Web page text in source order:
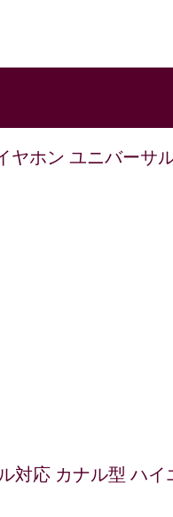
ホン ユニバーサ
対応 カナル型 ハイ